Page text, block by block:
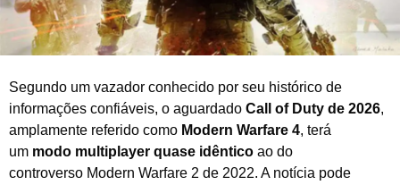
Segundo um vazador conhecido por seu histórico de
informações confiáveis, o aguardado Call of Duty de 2026,
amplamente referido como Modern Warfare 4, terá
um modo multiplayer quase idêntico ao do
controverso Modern Warfare 2 de 2022. A notícia pode